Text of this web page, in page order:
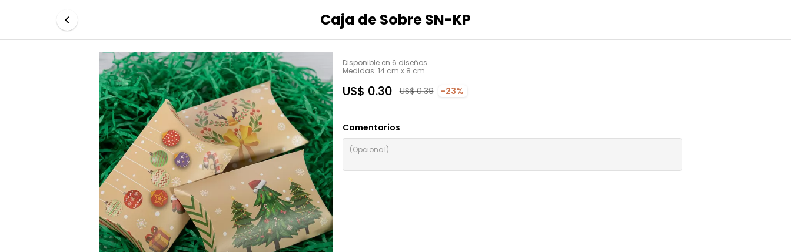
Caja de Sobre SN-KP
Disponible en 6 diseños.
Medidas: 14 cm x 8 cm
US$ 0.30 US$ 0.39 -23%
Comentarios